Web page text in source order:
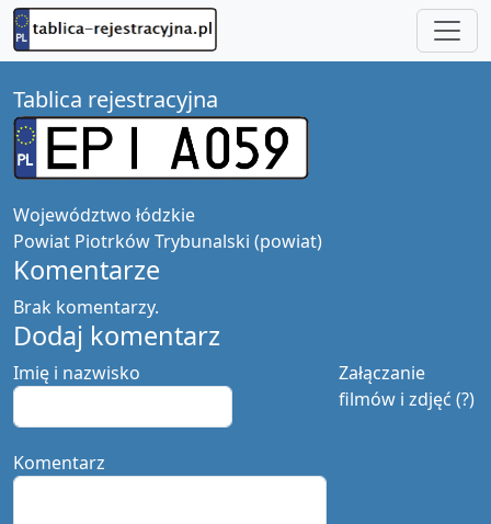
Tablica rejestracyjna
Województwo łódzkie
Powiat Piotrków Trybunalski (powiat)
Komentarze
Brak komentarzy.
Dodaj komentarz
Załączanie
filmów i zdjęć (?)
Imię i nazwisko
Komentarz